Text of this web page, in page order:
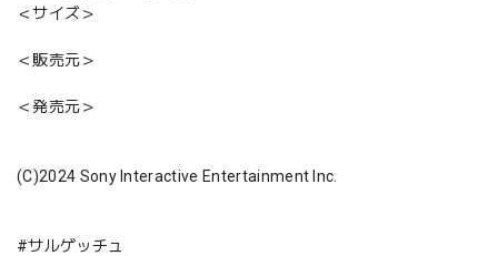
＜サイズ＞
＜販売元＞
＜発売元＞
(C)2024 Sony Interactive Entertainment Inc.
#サルゲッチュ